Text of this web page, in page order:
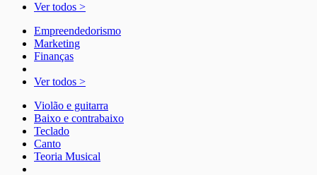
Ver todos >
Empreendedorismo
Marketing
Finanças
Ver todos >
Violão e guitarra
Baixo e contrabaixo
Teclado
Canto
Teoria Musical